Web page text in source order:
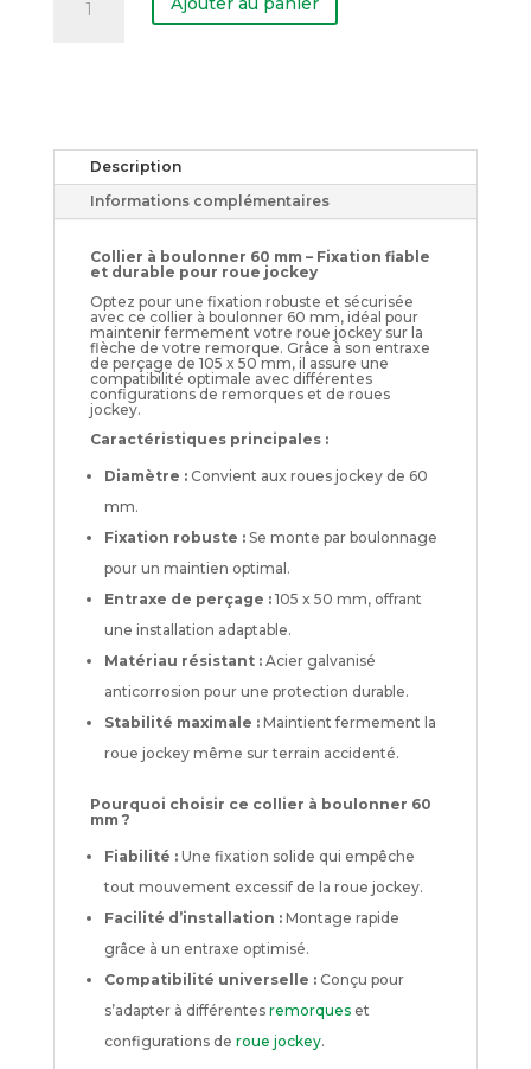
Collier
Description
Informations complémentaires
Collier à boulonner 60 mm – Fixation fiable
et durable pour roue jockey
Optez pour une fixation robuste et sécurisée
avec ce collier à boulonner 60 mm, idéal pour
maintenir fermement votre roue jockey sur la
flèche de votre remorque. Grâce à son entraxe
de perçage de 105 x 50 mm, il assure une
compatibilité optimale avec différentes
configurations de remorques et de roues
jockey.
Caractéristiques principales :
Diamètre :Convient aux roues jockey de 60
mm.
Fixation robuste :Se monte par boulonnage
pour un maintien optimal.
Entraxe de perçage :105 x 50 mm, offrant
une installation adaptable.
Matériau résistant :Acier galvanisé
anticorrosion pour une protection durable.
Stabilité maximale :Maintient fermement la
roue jockey même sur terrain accidenté.
Pourquoi choisir ce collier à boulonner 60
mm ?
Fiabilité :Une fixation solide qui empêche
tout mouvement excessif de la roue jockey.
Facilité d’installation :Montage rapide
grâce à un entraxe optimisé.
Compatibilité universelle :Conçu pour
s’adapter à différentes remorqueset
configurations de roue jockey.